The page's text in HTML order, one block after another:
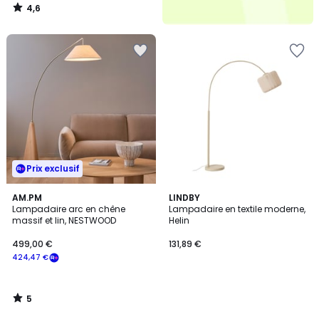
4,6
/
Prix exclusif
AM.PM
Lampadaire arc en chêne
massif et lin, NESTWOOD
424,47 €
499,00 €
5
/
5
5
/
LINDBY
Lampadaire en textile moderne,
Helin
131,89 €